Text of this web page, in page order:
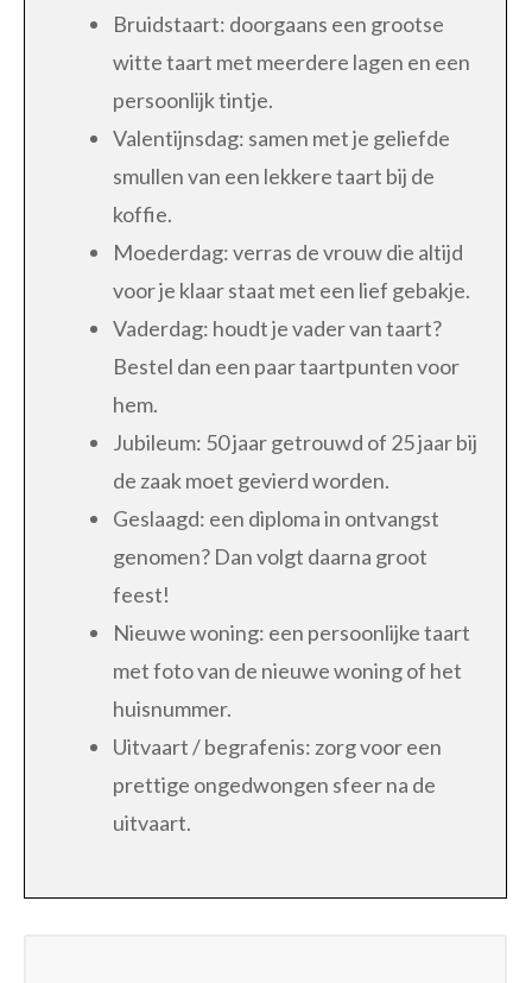
Bruidstaart: doorgaans een grootse
witte taart met meerdere lagen en een
persoonlijk tintje.
Valentijnsdag: samen met je geliefde
smullen van een lekkere taart bij de
koffie.
Moederdag: verras de vrouw die altijd
voor je klaar staat met een lief gebakje.
Vaderdag: houdt je vader van taart?
Bestel dan een paar taartpunten voor
hem.
Jubileum: 50 jaar getrouwd of 25 jaar bij
de zaak moet gevierd worden.
Geslaagd: een diploma in ontvangst
genomen? Dan volgt daarna groot
feest!
Nieuwe woning: een persoonlijke taart
met foto van de nieuwe woning of het
huisnummer.
Uitvaart / begrafenis: zorg voor een
prettige ongedwongen sfeer na de
uitvaart.